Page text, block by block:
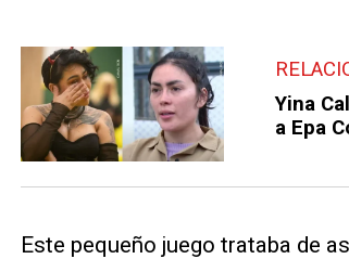
Yina
a Epa
Este pequeño juego trataba de